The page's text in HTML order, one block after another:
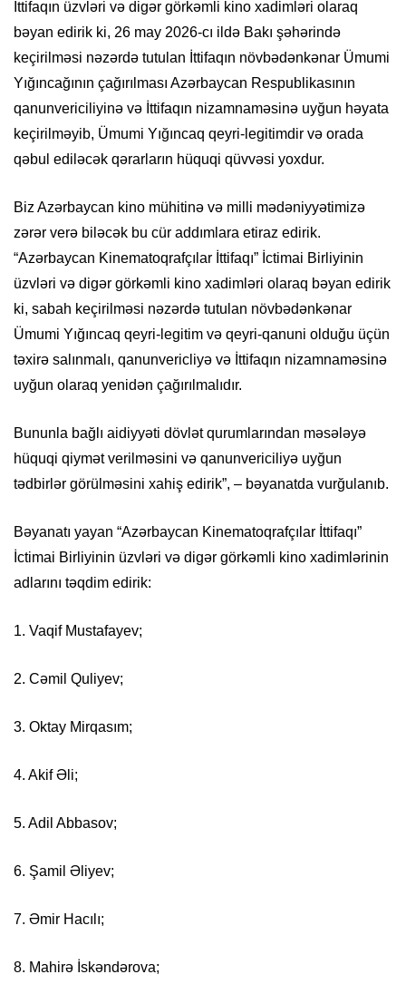
İttifaqın üzvləri və digər görkəmli kino xadimləri olaraq
bəyan edirik ki, 26 may 2026-cı ildə Bakı şəhərində
keçirilməsi nəzərdə tutulan İttifaqın növbədənkənar Ümumi
Yığıncağının çağırılması Azərbaycan Respublikasının
qanunvericiliyinə və İttifaqın nizamnaməsinə uyğun həyata
keçirilməyib, Ümumi Yığıncaq qeyri-legitimdir və orada
qəbul ediləcək qərarların hüquqi qüvvəsi yoxdur.
Biz Azərbaycan kino mühitinə və milli mədəniyyətimizə
zərər verə biləcək bu cür addımlara etiraz edirik.
“Azərbaycan Kinematoqrafçılar İttifaqı” İctimai Birliyinin
üzvləri və digər görkəmli kino xadimləri olaraq bəyan edirik
ki, sabah keçirilməsi nəzərdə tutulan növbədənkənar
Ümumi Yığıncaq qeyri-legitim və qeyri-qanuni olduğu üçün
təxirə salınmalı, qanunvericliyə və İttifaqın nizamnaməsinə
uyğun olaraq yenidən çağırılmalıdır.
Bununla bağlı aidiyyəti dövlət qurumlarından məsələyə
hüquqi qiymət verilməsini və qanunvericiliyə uyğun
tədbirlər görülməsini xahiş edirik”, – bəyanatda vurğulanıb.
Bəyanatı yayan “Azərbaycan Kinematoqrafçılar İttifaqı”
İctimai Birliyinin üzvləri və digər görkəmli kino xadimlərinin
adlarını təqdim edirik:
1. Vaqif Mustafayev;
2. Cəmil Quliyev;
3. Oktay Mirqasım;
4. Akif Əli;
5. Adil Abbasov;
6. Şamil Əliyev;
7. Əmir Hacılı;
8. Mahirə İskəndərova;